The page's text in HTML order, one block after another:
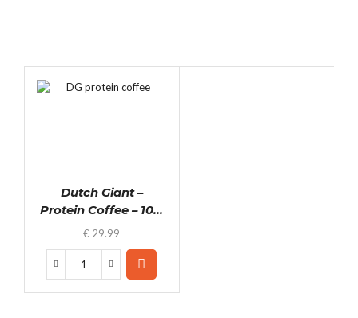
Dutch Giant –
Protein Coffee – 10...
€ 29.99
Dutch